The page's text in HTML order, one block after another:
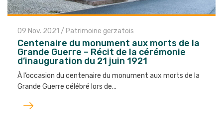
09 Nov. 2021 / Patrimoine gerzatois
Centenaire du monument aux morts de la
Grande Guerre – Récit de la cérémonie
d’inauguration du 21 juin 1921
À l’occasion du centenaire du monument aux morts de la
Grande Guerre célébré lors de…
Lire
l'article